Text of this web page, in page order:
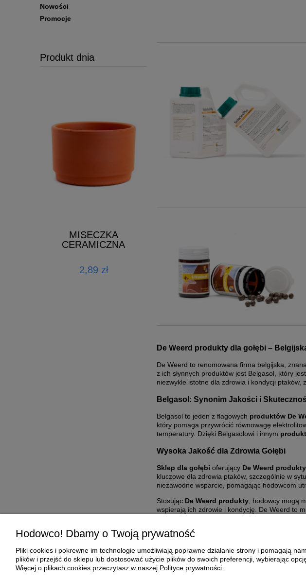
Nowości
Promocje
Produkt dnia
MISECZKA
CERAMICZNA
2,89 zł
72,00 zł
do koszyka
Growth
De Weerd produkty dla gołębi –
De Weerd to renomowana firma belgijska,
z ich słynnych produktów jest Belgasol, który
niezwykle istotne dla zdrowia i kondycji ptaków,
Belgasol: Synonim Jakości i
Belgasol to jeden z flagowych produktów De
który pomaga przywrócić równowagę
temperatury. Dzięki Belgasolowi i innym
Wysoka Jakość dla Zdrowia Gołębi
Sklep dla gołębi oferujący De Weerd produkty
kluczowe dla zdrowia ptaków, szczególnie w
niezawodne wsparcie, pomagając hodowcom
Stosując De Weerd produkty , hodowcy mogą
wspierają ich zdrowie i kondycję. De Weerd to
Pomoc Moje konto Płatności i
Hodowco! Dbamy o Twoją prywatność
Pliki cookies i pokrewne im technologie umożliwiają poprawne działanie strony i pomagają
plików i przejść do sklepu lub dostosować użycie plików do swoich preferencji, wybierając
Więcej o plikach cookies przeczytasz w naszej Polityce prywatności.